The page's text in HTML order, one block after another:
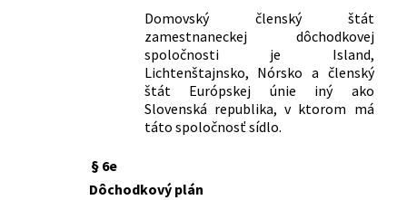
dôchodkovou spoločnosťou na účely
vykonávania dohľadu
Opatrenie Ministerstva práce,
sociálnych vecí a rodiny Slovenskej
republiky, ktorým sa ustanovujú vzory
výpisov z osobného účtu a výkazov v
dôchodkového sporenia
Domovský členský štát
zamestnaneckej dôchodkovej
spoločnosti je Island,
Lichtenštajnsko, Nórsko a členský
štát Európskej únie iný ako
Slovenská republika, v ktorom má
táto spoločnosť sídlo.
§ 6e
Dôchodkový plán